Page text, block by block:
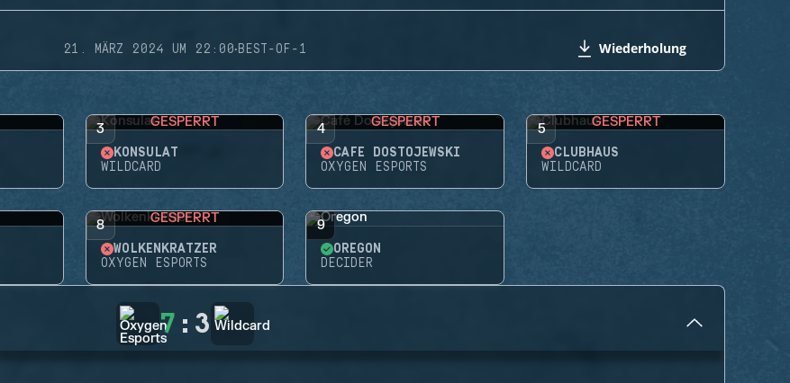
21. MÄRZ 2024 UM 22:00·BEST-OF-1 Wiederholung
3 GESPERRT
KONSULAT
WILDCARD
4 GESPERRT
CAFÉ DOSTOJEWSKI
OXYGEN ESPORTS
5 GESPERRT
CLUBHAUS
WILDCARD
8 GESPERRT
WOLKENKRATZER
OXYGEN ESPORTS
9
OREGON
DECIDER
7 : 3